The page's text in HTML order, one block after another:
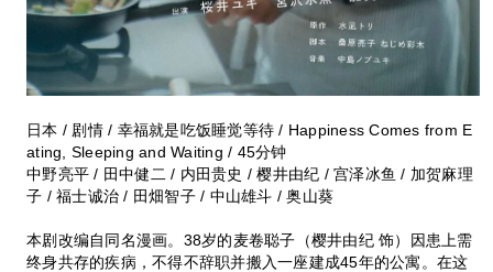
日本 / 剧情 / 幸福就是吃饭睡觉等待 / Happiness Comes from E
ating, Sleeping and Waiting / 45分钟
中野亮平 / 田中健二 / 内田贵史 / 樱井由纪 / 宫泽冰鱼 / 加贺麻理
子 / 福士诚治 / 田畑智子 / 中山雄斗 / 奥山葵
本剧改编自同名漫画。38岁的麦卷聪子（樱井由纪 饰）因患上需
终身共存的疾病，不得不辞职并搬入一座建成45年的公寓。在这